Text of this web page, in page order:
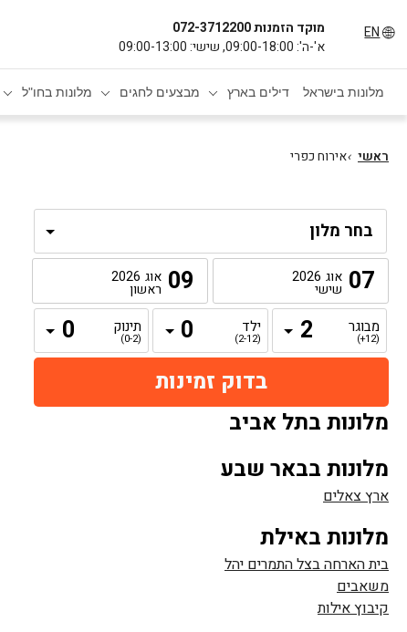
EN
מוקד הזמנות 072-3712200
א'-ה': 09:00-18:00, שישי: 09:00-13:00
מלונות בישראל דילים בארץ מבצעים לחגים מלונות בחו"ל
ראשי ›אירוח כפרי
07 אוג 2026
שישי 09 אוג 2026
ראשון
מבוגר
(12+)
ילד
(2-12)
תינוק
(0-2)
מלונות בתל אביב
מלונות בבאר שבע
ארץ צאלים
מלונות באילת
בית הארחה בצל התמרים יהל
משאבים
קיבוץ אילות